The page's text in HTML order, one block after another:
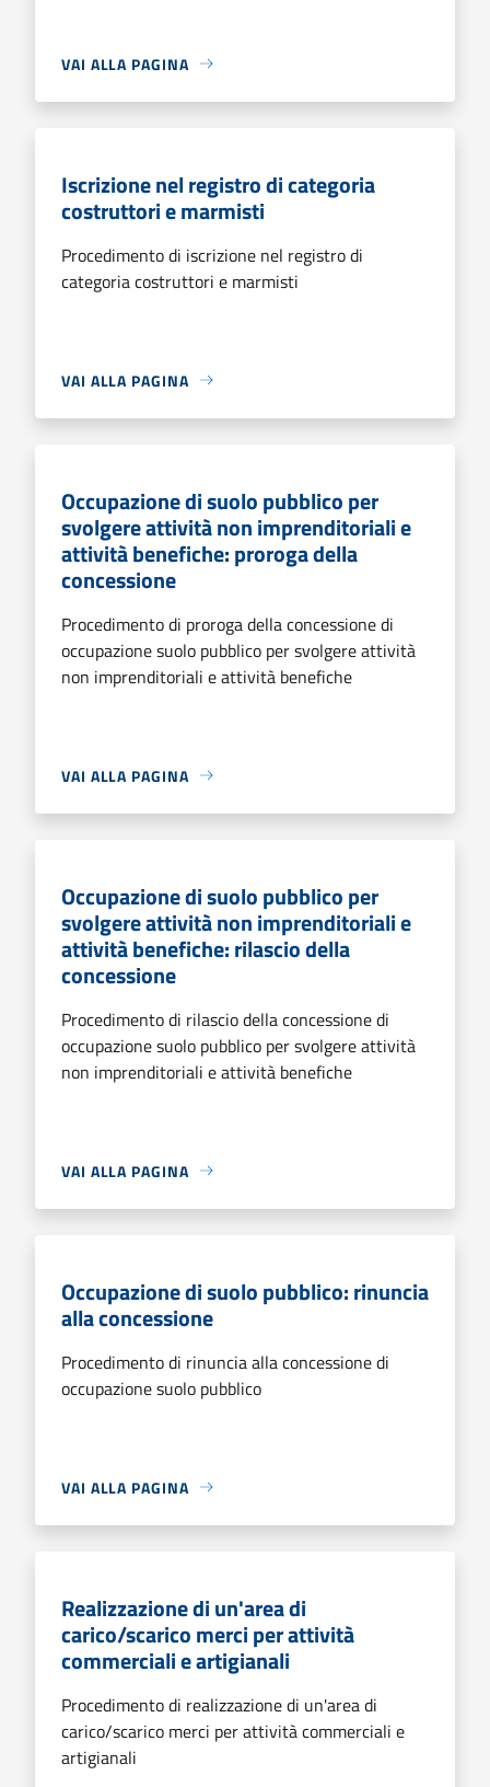
VAI ALLA PAGINA
Iscrizione nel registro di categoria
costruttori e marmisti
Procedimento di iscrizione nel registro di
categoria costruttori e marmisti
VAI ALLA PAGINA
Occupazione di suolo pubblico per
svolgere attività non imprenditoriali e
attività benefiche: proroga della
concessione
Procedimento di proroga della concessione di
occupazione suolo pubblico per svolgere attività
non imprenditoriali e attività benefiche
VAI ALLA PAGINA
Occupazione di suolo pubblico per
svolgere attività non imprenditoriali e
attività benefiche: rilascio della
concessione
Procedimento di rilascio della concessione di
occupazione suolo pubblico per svolgere attività
non imprenditoriali e attività benefiche
VAI ALLA PAGINA
Occupazione di suolo pubblico: rinuncia
alla concessione
Procedimento di rinuncia alla concessione di
occupazione suolo pubblico
VAI ALLA PAGINA
Realizzazione di un'area di
carico/scarico merci per attività
commerciali e artigianali
Procedimento di realizzazione di un'area di
carico/scarico merci per attività commerciali e
artigianali